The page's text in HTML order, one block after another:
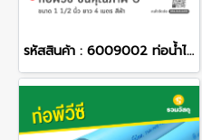
รหัสสินค้า : 6009002 ท่อน้ำไทย ท่อพีวีซี ชั้นคุณภาพ 5 ขนาด 1 1/2 นิ้ว ยาว 4 เมตร สีฟ้า